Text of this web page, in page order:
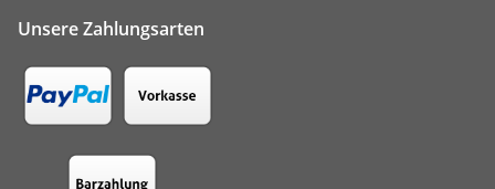
Unsere Zahlungsarten